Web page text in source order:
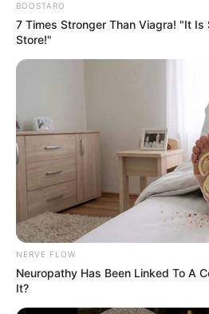
BOOSTARO
7 Times Stronger Than Viagra! "It Is
Store!"
NERVE FLOW
Neuropathy Has Been Linked To A
It?